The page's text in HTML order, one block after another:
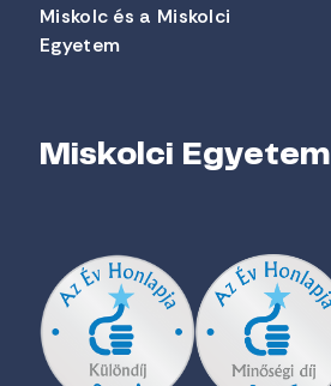
Miskolc és a Miskolci
Egyetem
Miskolci Egyetem